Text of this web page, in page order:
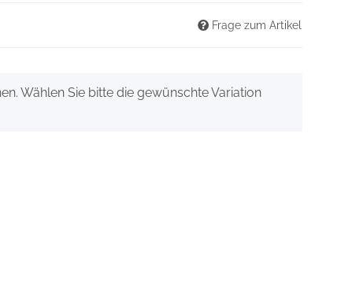
Frage zum Artikel
Wählen Sie bitte die gewünschte Variation